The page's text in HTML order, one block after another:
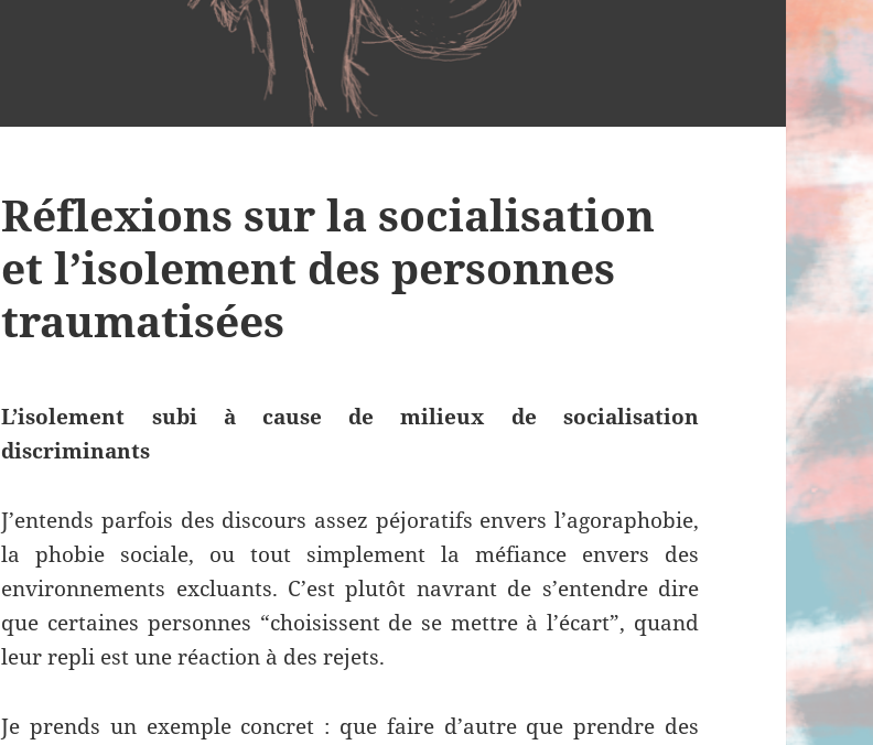
Réflexions sur la socialisation
et l’isolement des personnes
traumatisées
L’isolement subi à cause de milieux de socialisation
discriminants
J’entends parfois des discours assez péjoratifs envers l’agoraphobie,
la phobie sociale, ou tout simplement la méfiance envers des
environnements excluants. C’est plutôt navrant de s’entendre dire
que certaines personnes “choisissent de se mettre à l’écart”, quand
leur repli est une réaction à des rejets.
Je prends un exemple concret : que faire d’autre que prendre des